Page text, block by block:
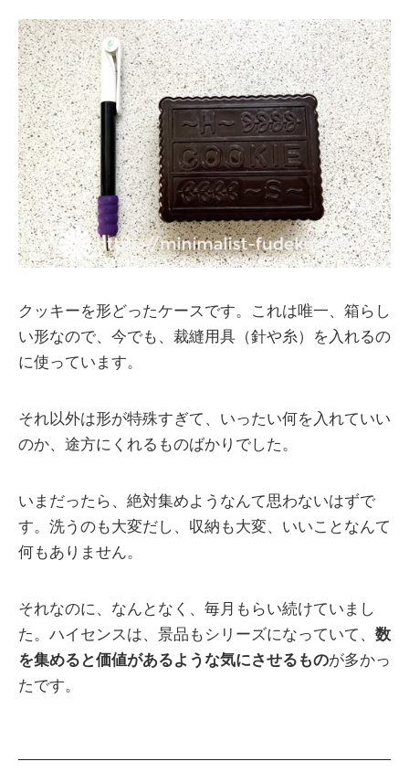
クッキーを形どったケースです。これは唯一、箱らし
い形なので、今でも、裁縫用具（針や糸）を入れるの
に使っています。
それ以外は形が特殊すぎて、いったい何を入れていい
のか、途方にくれるものばかりでした。
いまだったら、絶対集めようなんて思わないはずで
す。洗うのも大変だし、収納も大変、いいことなんて
何もありません。
それなのに、なんとなく、毎月もらい続けていまし
た。ハイセンスは、景品もシリーズになっていて、 数
を集めると価値があるような気にさせるものが多かっ
たです。